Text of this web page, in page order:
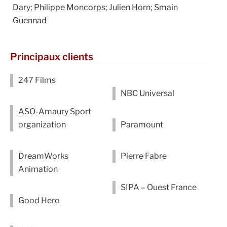
Dary; Philippe Moncorps; Julien Horn; Smain
Guennad
Principaux clients
247 Films
ASO-Amaury Sport
organization
DreamWorks
Animation
Good Hero
NBC Universal
Paramount
Pierre Fabre
SIPA – Ouest France